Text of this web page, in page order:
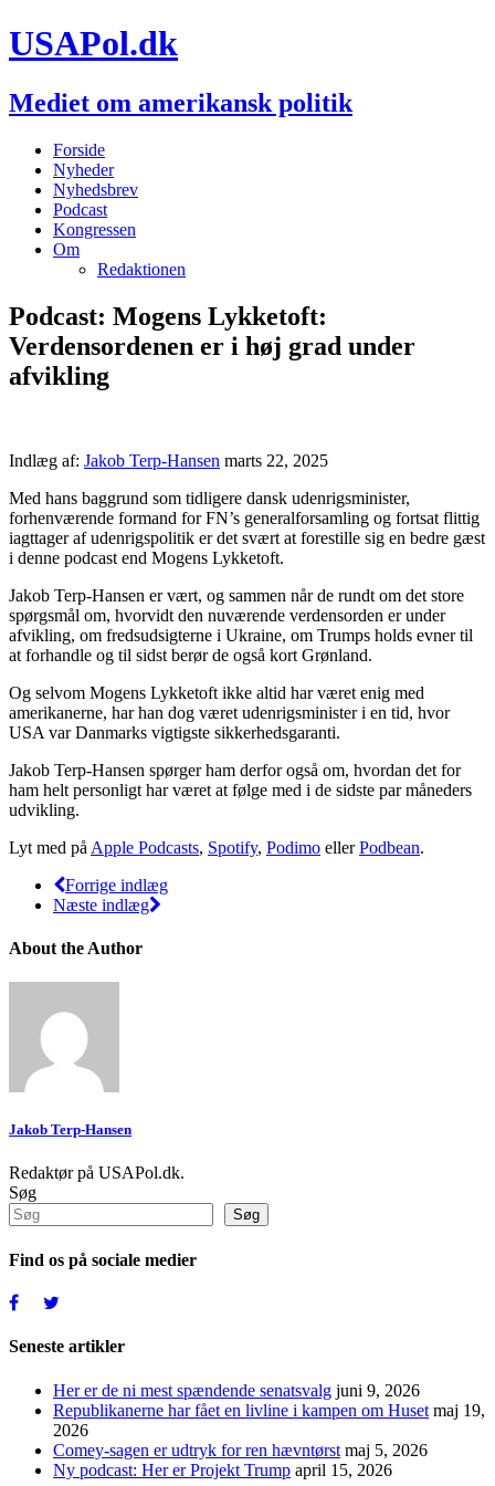
USAPol.dk
Mediet om amerikansk politik
Forside
Nyheder
Nyhedsbrev
Podcast
Kongressen
Om
Redaktionen
Podcast: Mogens Lykketoft:
Verdensordenen er i høj grad under
afvikling
Indlæg af: Jakob Terp-Hansen marts 22, 2025
Med hans baggrund som tidligere dansk udenrigsminister,
forhenværende formand for FN’s generalforsamling og fortsat flittig
iagttager af udenrigspolitik er det svært at forestille sig en bedre gæst
i denne podcast end Mogens Lykketoft.
Jakob Terp-Hansen er vært, og sammen når de rundt om det store
spørgsmål om, hvorvidt den nuværende verdensorden er under
afvikling, om fredsudsigterne i Ukraine, om Trumps holds evner til
at forhandle og til sidst berør de også kort Grønland.
Og selvom Mogens Lykketoft ikke altid har været enig med
amerikanerne, har han dog været udenrigsminister i en tid, hvor
USA var Danmarks vigtigste sikkerhedsgaranti.
Jakob Terp-Hansen spørger ham derfor også om, hvordan det for
ham helt personligt har været at følge med i de sidste par måneders
udvikling.
Lyt med på Apple Podcasts, Spotify, Podimo ellerPodbean.
Forrige indlæg
Næste indlæg
About the Author
Jakob Terp-Hansen
Redaktør på USAPol.dk.
Søg
Søg
Find os på sociale medier
Seneste artikler
Her er de ni mest spændende senatsvalg juni 9, 2026
Republikanerne har fået en livline i kampen om Huset maj 19,
2026
Comey-sagen er udtryk for ren hævntørst maj 5, 2026
Ny podcast: Her er Projekt Trump april 15, 2026